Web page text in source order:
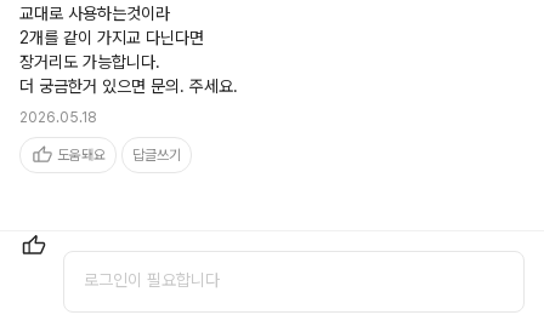
교대로 사용하는것이라
2개를 같이 가지교 다닌다면
장거리도 가능합니다.
더 궁금한거 있으면 문의. 주세요.
2026.05.18
도움돼요 답글쓰기